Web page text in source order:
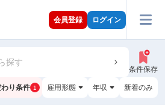
会員登録 ログイン
探す
条件保存
わり条件 1 雇用形態 年収 新着のみ